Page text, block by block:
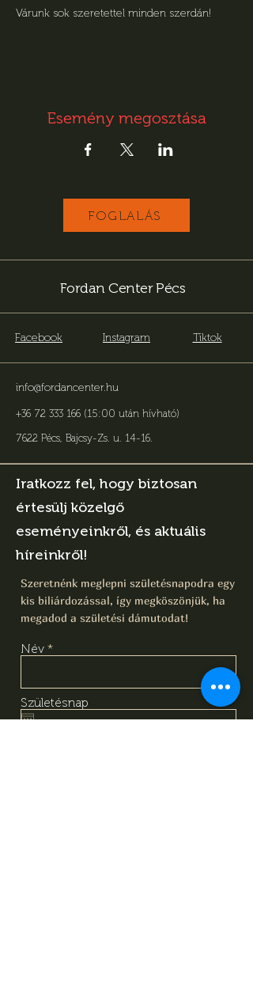
Várunk sok szeretettel minden szerdán!
Esemény megosztása
FOGLALÁS
Fordan Center Pécs
Facebook Instagram Tiktok
info@fordancenter.hu
+36 72 333 166 (15:00 után hívható)
7622 Pécs, Bajcsy-Zs. u. 14-16.
Iratkozz fel, hogy biztosan
értesülj közelgő
eseményeinkről, és aktuális
híreinkről!
Szeretnénk meglepni születésnapodra egy
kis biliárdozással, így megköszönjük, ha
megadod a születési dámutodat!
Név
Születésnap